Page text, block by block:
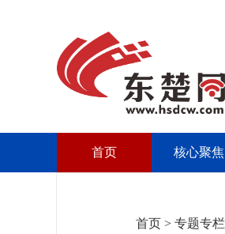
首页 核心聚焦
首页 > 专题专栏